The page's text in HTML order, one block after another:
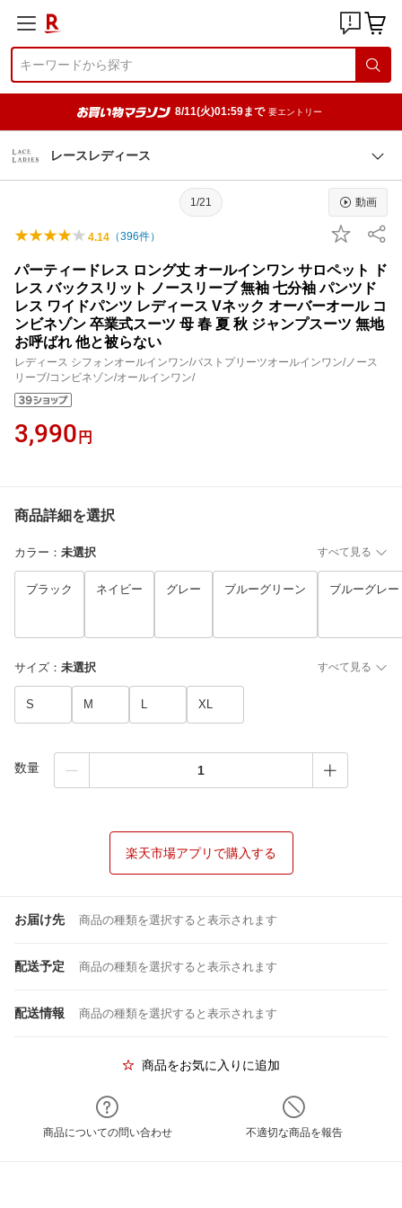
8/11(火)01:59まで 要エントリー
レースレディース
1/21 動画
4.14 （396件）
パーティードレス ロング丈 オールインワン サロペット ド
レス バックスリット ノースリーブ 無袖 七分袖 パンツド
レス ワイドパンツ レディース Vネック オーバーオール コ
ンビネゾン 卒業式スーツ 母 春 夏 秋 ジャンプスーツ 無地
お呼ばれ 他と被らない
レディース シフォンオールインワン/バストプリーツオールインワン/ノース
リーブ/コンビネゾン/オールインワン/
3,990 円
商品詳細を選択
カラー ： 未選択 すべて見る
ブラック ネイビー グレー ブルーグリーン ブルーグレー
サイズ ： 未選択 すべて見る
S M L XL
数量
楽天市場アプリで購入する
お届け先 商品の種類を選択すると表示されます
配送予定 商品の種類を選択すると表示されます
配送情報 商品の種類を選択すると表示されます
商品をお気に入りに追加
商品についての問い合わせ 不適切な商品を報告